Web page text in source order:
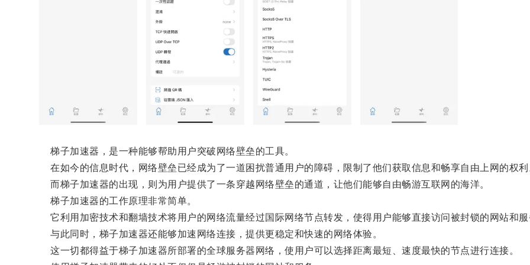
梯子加速器，是一种能够帮助用户突破网络壁垒的工具。
在如今的信息时代，网络壁垒已经成为了一道困扰普通用户的障碍，限制了他们获取信息和畅享自由上网的权
而梯子加速器的出现，则为用户提供了一条穿越网络壁垒的通道，让他们能够自由畅游互联网的海洋。
梯子加速器的工作原理非常简单。
它利用加密技术和翻墙技术将用户的网络流量经过国际网络节点转发，使得用户能够直接访问被封锁的网站和
与此同时，梯子加速器还能够加速网络连接，提供更稳定和快速的网络体验。
这一切都得益于梯子加速器所部署的全球服务器网络，使用户可以选择距离最短、速度最快的节点进行连接。